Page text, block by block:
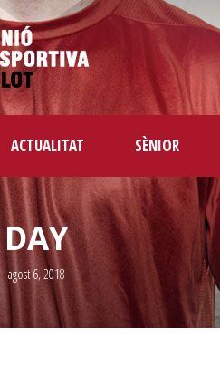
ACTUALITAT SÈNIOR
DAY
agost 6, 2018